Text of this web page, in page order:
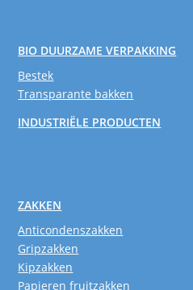
BIO DUURZAME VERPAKKING
Bestek
Transparante bakken
INDUSTRIËLE PRODUCTEN
ZAKKEN
Anticondenszakken
Gripzakken
Kipzakken
Papieren fruitzakken